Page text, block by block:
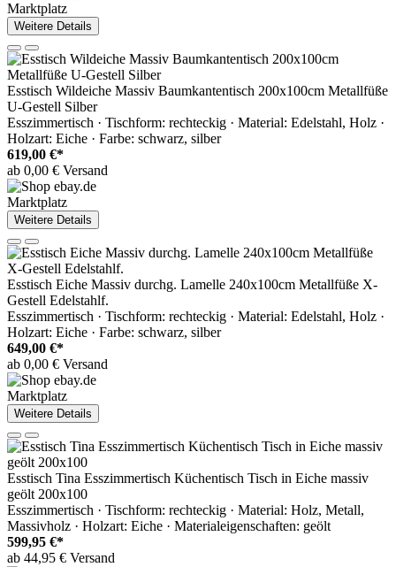
Marktplatz
Weitere Details
Esstisch Wildeiche Massiv Baumkantentisch 200x100cm Metallfüße
U-Gestell Silber
Esszimmertisch · Tischform: rechteckig · Material: Edelstahl, Holz ·
Holzart: Eiche · Farbe: schwarz, silber
619,00 €*
ab 0,00 € Versand
Marktplatz
Weitere Details
Esstisch Eiche Massiv durchg. Lamelle 240x100cm Metallfüße X-
Gestell Edelstahlf.
Esszimmertisch · Tischform: rechteckig · Material: Edelstahl, Holz ·
Holzart: Eiche · Farbe: schwarz, silber
649,00 €*
ab 0,00 € Versand
Marktplatz
Weitere Details
Esstisch Tina Esszimmertisch Küchentisch Tisch in Eiche massiv
geölt 200x100
Esszimmertisch · Tischform: rechteckig · Material: Holz, Metall,
Massivholz · Holzart: Eiche · Materialeigenschaften: geölt
599,95 €*
ab 44,95 € Versand